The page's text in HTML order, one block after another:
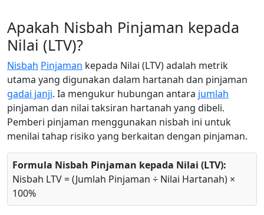
Apakah Nisbah Pinjaman kepada
Nilai (LTV)?
Nisbah Pinjaman kepada Nilai (LTV) adalah metrik
utama yang digunakan dalam hartanah dan pinjaman
gadai janji. Ia mengukur hubungan antara jumlah
pinjaman dan nilai taksiran hartanah yang dibeli.
Pemberi pinjaman menggunakan nisbah ini untuk
menilai tahap risiko yang berkaitan dengan pinjaman.
Formula Nisbah Pinjaman kepada Nilai (LTV):
Nisbah LTV = (Jumlah Pinjaman ÷ Nilai Hartanah) ×
100%